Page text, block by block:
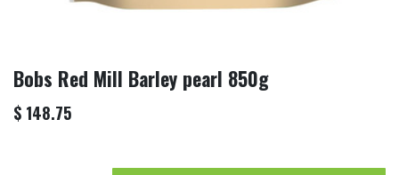
Bobs Red Mill Barley pearl 850g
$ 148.75